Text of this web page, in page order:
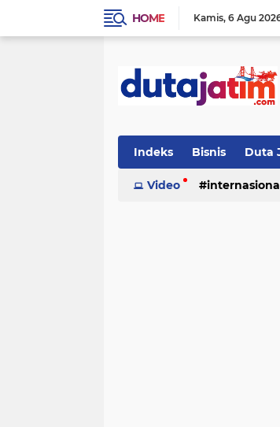
HOME Kamis 6 Agu
Indeks Bisnis Duta
Video